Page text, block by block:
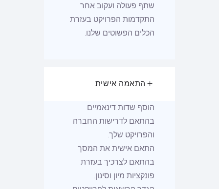
שתף פעולה ועקוב אחר
התקדמות הפרויקט בעזרת
הכלים הפשוטים שלנו.
התאמה אישית
הוסף שדות דינאמיים
בהתאם לדרישות החברה
והפרויקט שלך.
התאם אישית את המסך
בהתאם לצרכיך בעזרת
פונקציות מיון וסינון.